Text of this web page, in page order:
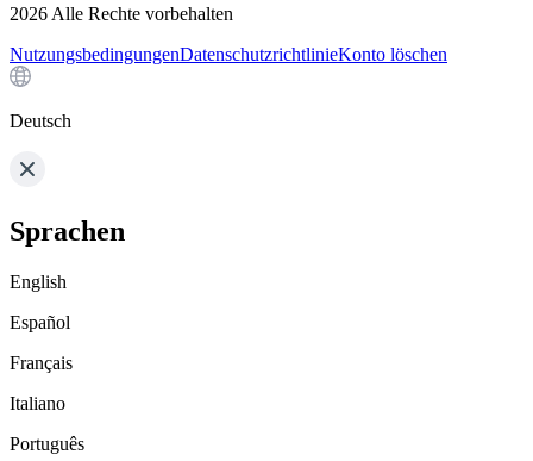
2026 Alle Rechte vorbehalten
NutzungsbedingungenDatenschutzrichtlinieKonto löschen
Deutsch
Sprachen
English
Español
Français
Italiano
Português